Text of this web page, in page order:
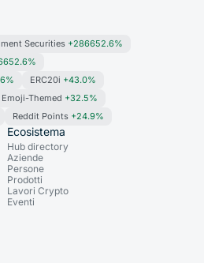
Securities +286652.6%
ERC20i +43.0%
Emoji-Themed +32.5%
Reddit Points +24.9%
Ecosistema
Hub directory
Aziende
Persone
Prodotti
Lavori Crypto
Eventi